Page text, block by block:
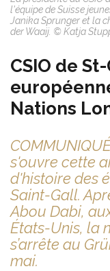
l'équipe de Suisse
Janika Sprunger et la
der Waaij. © Katja
CSIO de
Nations
s'ouvre cette
d'histoire des
Saint-Gall.
Abou Dabi,
États-Unis, la
s’arrête au
mai.